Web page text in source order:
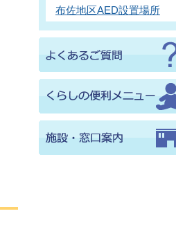
布佐地区AED設置場所